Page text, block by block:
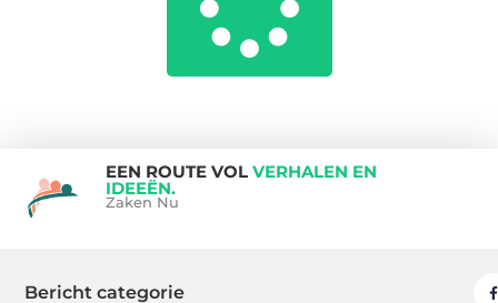
EEN ROUTE VOL VERHALEN EN
IDEEËN.
Zaken Nu
Bericht categorie